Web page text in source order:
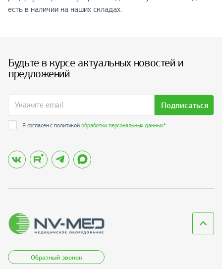
есть в наличии на наших складах.
Будьте в курсе актуальных новостей и
предложений
Подписаться
Я согласен с политикойобработки персональных данных*
Обратный звонок